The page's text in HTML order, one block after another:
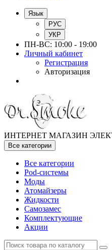
Язык
РУС
УКР
ПН-ВС: 10:00 - 19:00
Личный кабинет
Регистрация
Авторизация
ИНТЕРНЕТ МАГАЗИН
Все категории
Все категории
Pod-системы
Моды
Атомайзеры
Жидкости
Самозамес
Комплектующие
Акции